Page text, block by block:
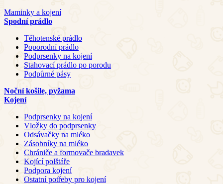
Maminky a kojení
Spodní prádlo
Těhotenské prádlo
Poporodní prádlo
Podprsenky na kojení
Stahovací prádlo po porodu
Podpůrné pásy
Noční košile, pyžama
Kojení
Podprsenky na kojení
Vložky do podprsenky
Odsávačky na mléko
Zásobníky na mléko
Chrániče a formovače bradavek
Kojící polštáře
Podpora kojení
Ostatní potřeby pro kojení